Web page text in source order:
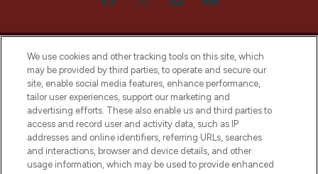
Bądź pierwszą osobą, która dowie się o
najnowszych produktach, od niszowych i
uznanych marek, sezonowych trendach i
otrzyma ekskluzywne artykuły redakcyjne
z Sunday Supplement.
We use cookies and other tracking tools on this site, which
may be provided by third parties, to operate and secure our
site, enable social media features, enhance performance,
tailor user experiences, support our marketing and
advertising efforts. These also enable us and third parties to
access and record user and activity data, such as IP
addresses and online identifiers, referring URLs, searches
and interactions, browser and device details, and other
usage information, which may be used to provide enhanced